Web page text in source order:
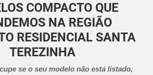
COMPACTO QUE
NA REGIÃO
RESIDENCIAL SANTA
TEREZINHA
se o seu modelo não está listado,